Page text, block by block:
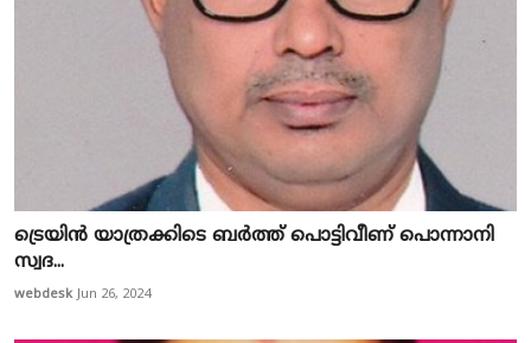
ട്രെയിന്‍ യാത്രക്കിടെ ബര്‍ത്ത് പൊട്ടിവീണ് പൊന്നാനി
സ്വദ...
webdesk Jun 26, 2024